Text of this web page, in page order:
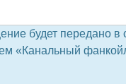
будет передано в
«Канальный